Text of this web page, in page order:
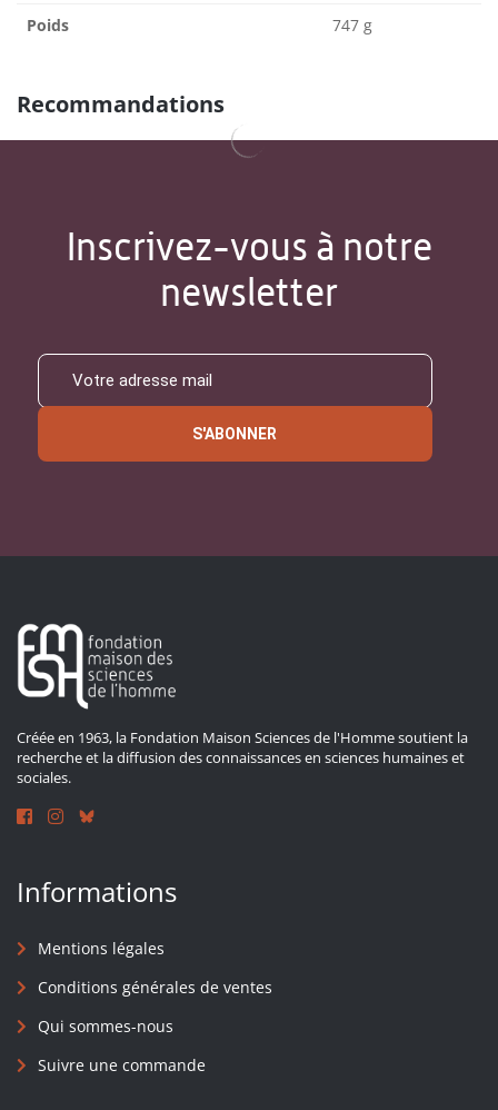
Poids 747 g
Recommandations
Inscrivez-vous à notre
newsletter
S'ABONNER
Créée en 1963, la Fondation Maison Sciences de l'Homme soutient la
recherche et la diffusion des connaissances en sciences humaines et
sociales.
Informations
Mentions légales
Conditions générales de ventes
Qui sommes-nous
Suivre une commande